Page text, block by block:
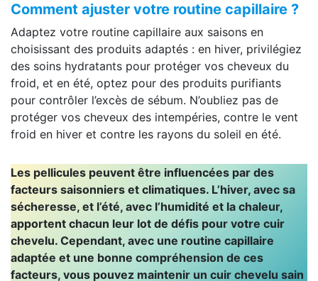
Comment ajuster votre routine capillaire ?
Adaptez votre routine capillaire aux saisons en
choisissant des produits adaptés : en hiver, privilégiez
des soins hydratants pour protéger vos cheveux du
froid, et en été, optez pour des produits purifiants
pour contrôler l’excès de sébum. N’oubliez pas de
protéger vos cheveux des intempéries, contre le vent
froid en hiver et contre les rayons du soleil en été.
Les pellicules peuvent être influencées par des
facteurs saisonniers et climatiques. L’hiver, avec sa
sécheresse, et l’été, avec l’humidité et la chaleur,
apportent chacun leur lot de défis pour votre cuir
chevelu. Cependant, avec une routine capillaire
adaptée et une bonne compréhension de ces
facteurs, vous pouvez maintenir un cuir chevelu sain